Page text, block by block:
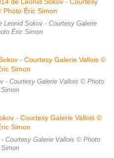
Leonid Sokov - Courtesy Galerie
Éric Simon
- Courtesy Galerie Vallois © Photo
Courtesy Galerie Vallois © Photo